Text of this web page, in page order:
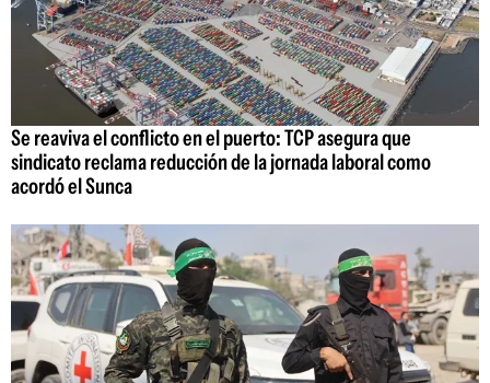
Se reaviva el conflicto en el puerto: TCP asegura que
sindicato reclama reducción de la jornada laboral como
acordó el Sunca